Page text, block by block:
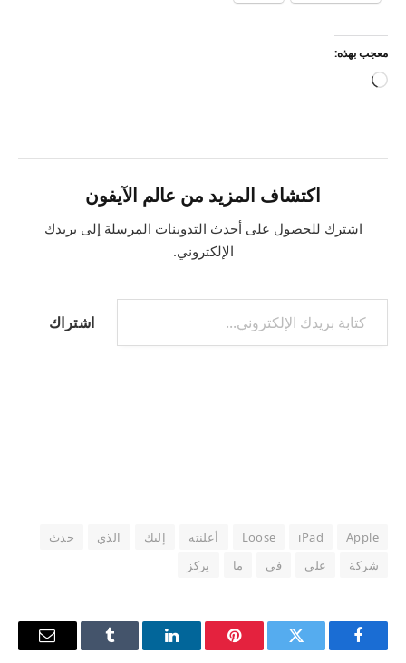
معجب بهذه:
جاري
اكتشاف المزيد من عالم الآيفون
اشترك للحصول على أحدث التدوينات المرسلة إلى بريدك
الإلكتروني.
كتابة بريدك الإلكتروني...
اشتراك
Apple
iPad
Loose أعلنته إليك الذي
حدث
شركة
على في ما يركز
فيسبوك تويتر بينتيريستلينكدإن Tumblr
البريد